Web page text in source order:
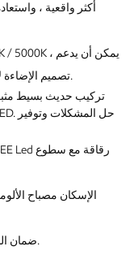
تصميم الإضاءة لإنشاء أجواء إضاءة مختلفة وفقًا لطلب المبنى.
تركيب حديث بسيط
الإسكان مصباح
ضمان الجودة 3 سنوات ، مهلة سريعة مع 15 ~ 20 يوم.